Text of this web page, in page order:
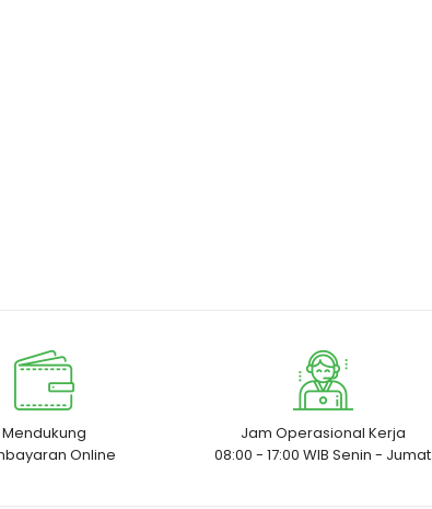
Mendukung
Online
Jam Operasional Kerja
08:00 - 17:00 WIB Senin - Jumat